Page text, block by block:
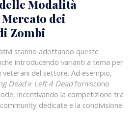
Modalità
dei
Zombi
stanno adottando queste
introducendo varianti a tema per
del settore. Ad esempio,
Deade Left 4 Deadforniscono
incentivando la competizione tra
dedicate e la condivisione